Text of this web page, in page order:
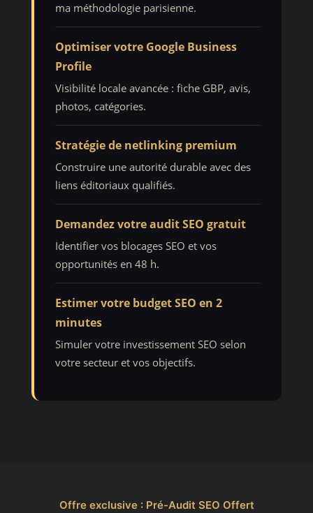
ma méthodologie parisienne.
Optimiser votre Google Business
Profile
Visibilité locale avancée : fiche GBP, avis,
photos, catégories.
Stratégie de netlinking premium
Construire une autorité durable avec des
liens éditoriaux qualifiés.
Demandez votre audit SEO gratuit
Identifier vos blocages SEO et vos
opportunités en 48 h.
Estimer votre budget SEO en 2
minutes
Simuler votre investissement SEO selon
votre secteur et vos objectifs.
Offre exclusive : Pré-Audit SEO Offert